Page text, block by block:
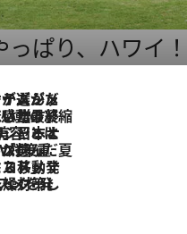
っぱり、ハワイ
る“掟破りの旅美容”とは